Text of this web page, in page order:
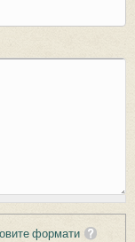
формати